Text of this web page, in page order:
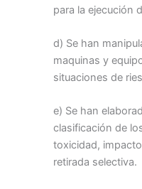
para la ejecución
d) Se han
maquinas y
situaciones de
e) Se han
clasificación de
toxicidad,
retirada selectiva.